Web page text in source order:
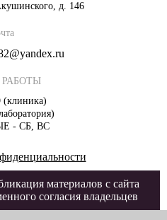
д. 146
РАБОТЫ
(клиника)
- СБ, ВС
материалов с сайта
согласия владельцев